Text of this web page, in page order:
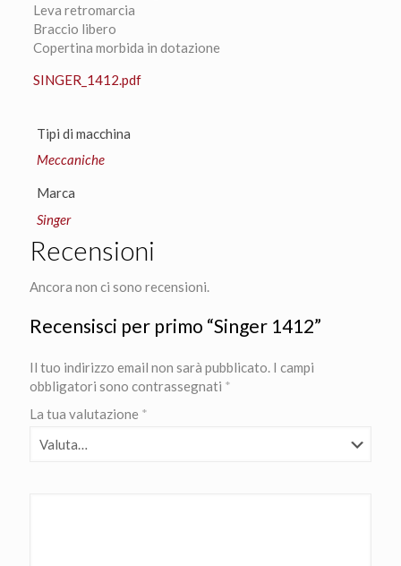
Leva retromarcia
Braccio libero
Copertina morbida in dotazione
SINGER_1412.pdf
Tipi di macchina
Meccaniche
Marca
Singer
Recensioni
Ancora non ci sono recensioni.
Recensisci per primo “Singer 1412”
Il tuo indirizzo email non sarà pubblicato. I campi
obbligatori sono contrassegnati *
La tua valutazione *